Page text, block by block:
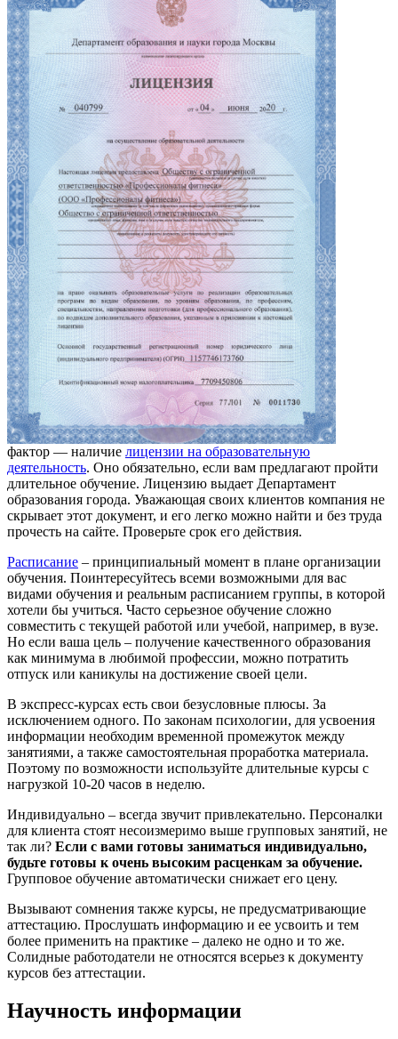
фактор — наличие лицензии на образовательную
деятельность. Оно обязательно, если вам предлагают пройти
длительное обучение. Лицензию выдает Департамент
образования города. Уважающая своих клиентов компания не
скрывает этот документ, и его легко можно найти и без труда
прочесть на сайте. Проверьте срок его действия.
Расписание – принципиальный момент в плане организации
обучения. Поинтересуйтесь всеми возможными для вас
видами обучения и реальным расписанием группы, в которой
хотели бы учиться. Часто серьезное обучение сложно
совместить с текущей работой или учебой, например, в вузе.
Но если ваша цель – получение качественного образования
как минимума в любимой профессии, можно потратить
отпуск или каникулы на достижение своей цели.
В экспресс-курсах есть свои безусловные плюсы. За
исключением одного. По законам психологии, для усвоения
информации необходим временной промежуток между
занятиями, а также самостоятельная проработка материала.
Поэтому по возможности используйте длительные курсы с
нагрузкой 10-20 часов в неделю.
Индивидуально – всегда звучит привлекательно. Персоналки
для клиента стоят несоизмеримо выше групповых занятий, не
так ли? Если с вами готовы заниматься индивидуально,
будьте готовы к очень высоким расценкам за обучение.
Групповое обучение автоматически снижает его цену.
Вызывают сомнения также курсы, не предусматривающие
аттестацию. Прослушать информацию и ее усвоить и тем
более применить на практике – далеко не одно и то же.
Солидные работодатели не относятся всерьез к документу
курсов без аттестации.
Научность информации